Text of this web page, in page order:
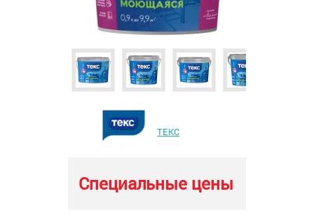
ТЕКС
Специальные цены